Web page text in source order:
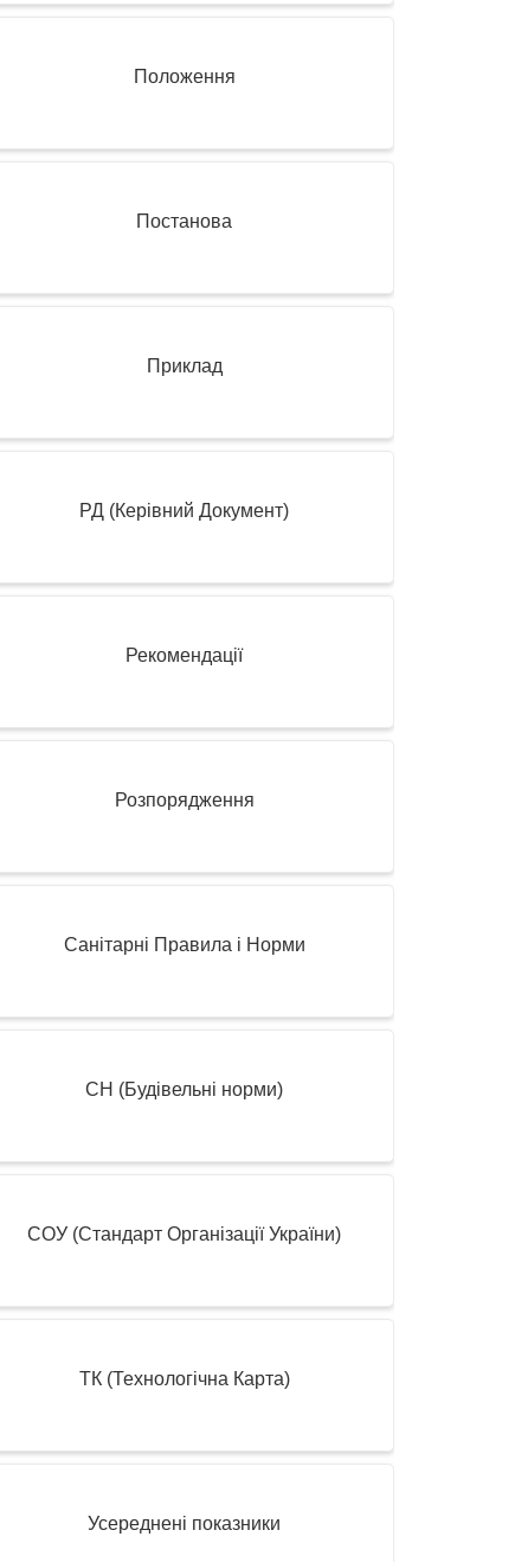
Положення
Постанова
Приклад
РД (Керівний Документ)
Рекомендації
Розпорядження
Санітарні Правила і Норми
СН (Будівельні норми)
СОУ (Стандарт Організації України)
ТК (Технологічна Карта)
Усереднені показники